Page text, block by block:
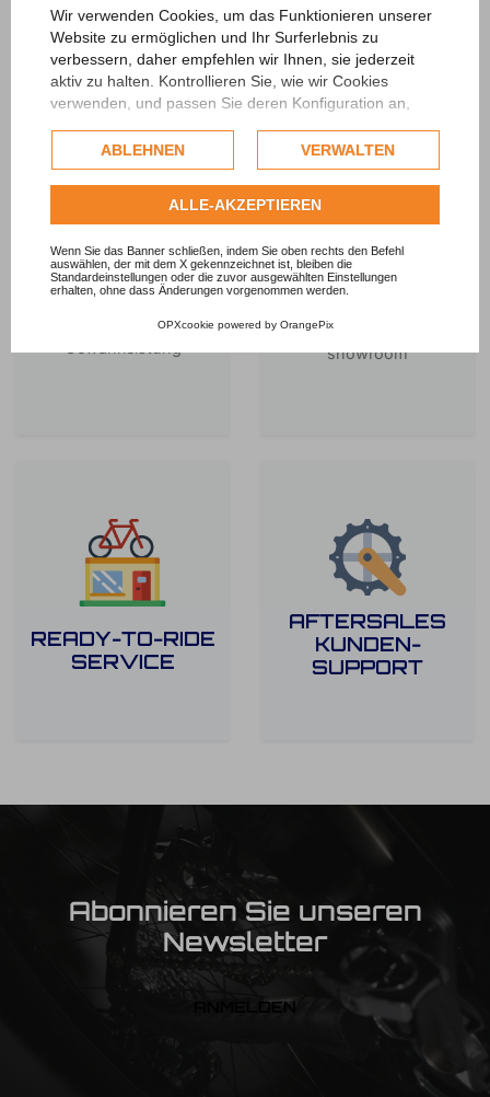
Wir verwenden Cookies, um das Funktionieren unserer
Website zu ermöglichen und Ihr Surferlebnis zu
verbessern, daher empfehlen wir Ihnen, sie jederzeit
aktiv zu halten. Kontrollieren Sie, wie wir Cookies
verwenden, und passen Sie deren Konfiguration an,
kommerzielle Cookies werden nur nach Einholung der
Zustimmung des Nutzers verwendet.
Sehen Sie sich die vollständige Cookie-Richtlinie
an.
ABLEHNEN VERWALTEN
ALLE-AKZEPTIEREN
Wenn Sie das Banner schließen, indem Sie oben rechts den Befehl
auswählen, der mit dem X gekennzeichnet ist, bleiben die
Standardeinstellungen oder die zuvor ausgewählten Einstellungen
erhalten, ohne dass Änderungen vorgenommen werden.
OPXcookie powered by OrangePix
FOR THE BEST
PRICE
APPROVED
1 JAHR
SEE & TRY
Beratung in unserem
showroom
READY-TO-RIDE
SERVICE
AFTERSALES
KUNDEN-
SUPPORT
Abonnieren Sie unseren
Newsletter
ANMELDEN